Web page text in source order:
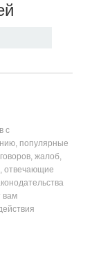
с
популярные
жалоб,
отвечающие
вам